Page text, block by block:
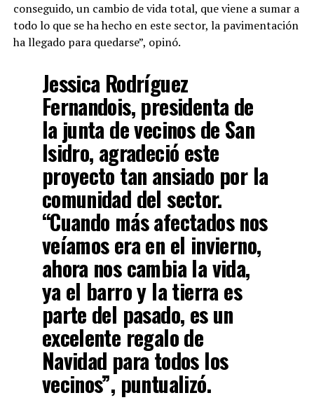
conseguido, un cambio de vida total, que viene a sumar a
todo lo que se ha hecho en este sector, la pavimentación
ha llegado para quedarse”, opinó.
Jessica Rodríguez
Fernandois, presidenta de
la junta de vecinos de San
Isidro, agradeció este
proyecto tan ansiado por la
comunidad del sector.
“Cuando más afectados nos
veíamos era en el invierno,
ahora nos cambia la vida,
ya el barro y la tierra es
parte del pasado, es un
excelente regalo de
Navidad para todos los
vecinos”, puntualizó.